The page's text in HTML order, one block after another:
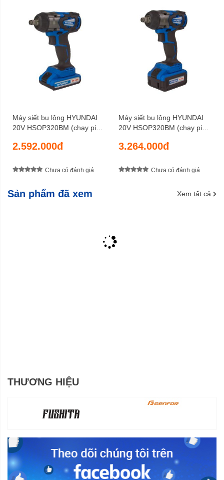
Máy siết bu lông HYUNDAI
20V HSOP320BM (chạy pin
2.592.000đ
Chưa có đánh giá
Máy siết bu lông HYUNDAI
20V HSOP320BM (chạy pin
3.264.000đ
Chưa có đánh giá
Sản phẩm đã xem Xem tất cả
THƯƠNG HIỆU